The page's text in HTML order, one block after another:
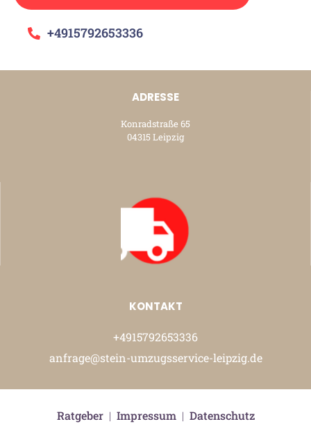
+4915792653336
ADRESSE
Konradstraße 65
04315 Leipzig
KONTAKT
+4915792653336
anfrage@stein-umzugsservice-leipzig.de
Ratgeber| Impressum| Datenschutz